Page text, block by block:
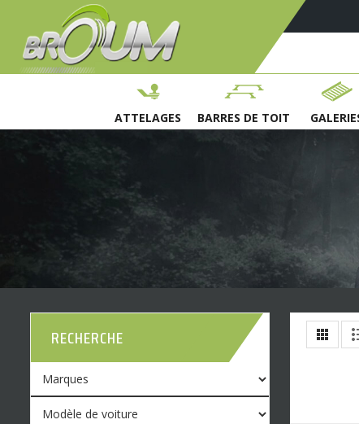
ATTELAGES BARRES DE TOIT
RECHERCHE